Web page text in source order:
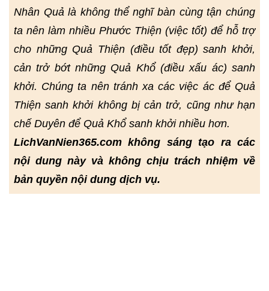
Nhân Quả là không thể nghĩ bàn cùng tận chúng
ta nên làm nhiều Phước Thiện (việc tốt) để hỗ trợ
cho những Quả Thiện (điều tốt đẹp) sanh khởi,
cản trở bớt những Quả Khổ (điều xấu ác) sanh
khởi. Chúng ta nên tránh xa các việc ác để Quả
Thiện sanh khởi không bị cản trở, cũng như hạn
chế Duyên để Quả Khổ sanh khởi nhiều hơn.
LichVanNien365.com không sáng tạo ra các
nội dung này và không chịu trách nhiệm về
bản quyền nội dung dịch vụ.